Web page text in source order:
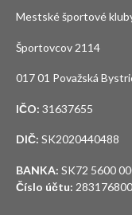
Mestské športové
Športovcov 2114
017 01 Považská
IČO: 31637655
DIČ: SK2020440488
BANKA: SK72 5600
Číslo účtu: